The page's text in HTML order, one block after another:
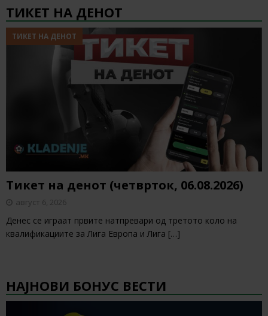
ТИКЕТ НА ДЕНОТ
ТИКЕТ НА ДЕНОТ
Тикет на денот (четврток, 06.08.2026)
август 6, 2026
Денес се играат првите натпревари од третото коло на
квалификациите за Лига Европа и Лига […]
НАЈНОВИ БОНУС ВЕСТИ